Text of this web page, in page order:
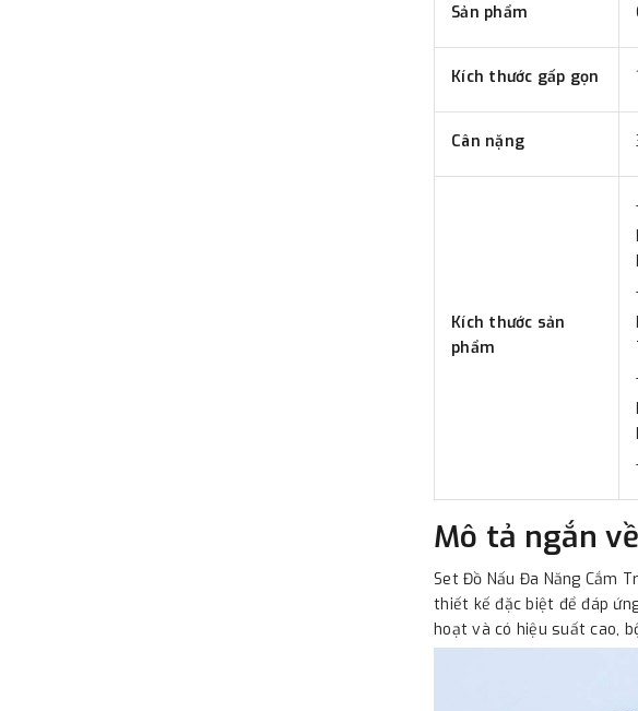
Sản phẩm
Kích thước gấp gọn
Cân nặng
Kích thước sản
phẩm
Mô tả ngắn
Set Đồ Nấu Đa Năng Cắm
thiết kế đặc biệt để đáp
hoạt và có hiệu suất cao,